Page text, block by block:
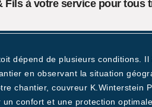
Fils à votre service pour tous
dépend de plusieurs conditions.
en observant la situation
chantier, couvreur K.Winterstein
confort et une protection